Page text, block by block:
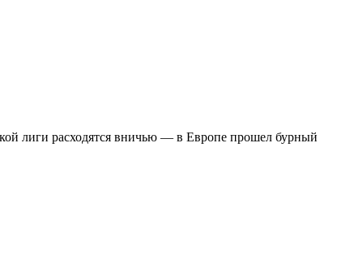
лиги расходятся вничью — в Европе прошел бурный